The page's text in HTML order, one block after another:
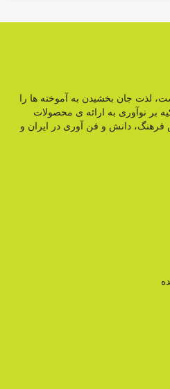
لذت جان بخشیدن به آموخته ها را
بر نوآوری به ارائه ی محصولات
دانش و فن آوری در ایران و